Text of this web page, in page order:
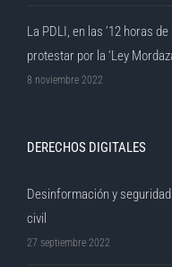
La PDLI, en las ’12 horas
protestar por la ‘Ley
8 noviembre 2022
DERECHOS DIGITALES
Desinformación y
civil
27 septiembre 2022